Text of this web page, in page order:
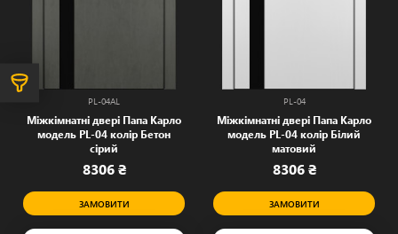
PL-04AL
Міжкімнатні двері Папа Карло
модель PL-04 колір Бетон
сірий
8306 ₴
ЗАМОВИТИ
PL-04
Міжкімнатні двері Папа Карло
модель PL-04 колір Білий
матовий
8306 ₴
ЗАМОВИТИ